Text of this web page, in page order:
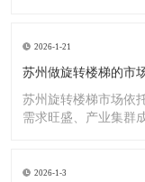
2026-1-21
苏州做旋转楼梯的市
苏州旋转楼梯市场依
需求旺盛、产业集群
2026-1-3